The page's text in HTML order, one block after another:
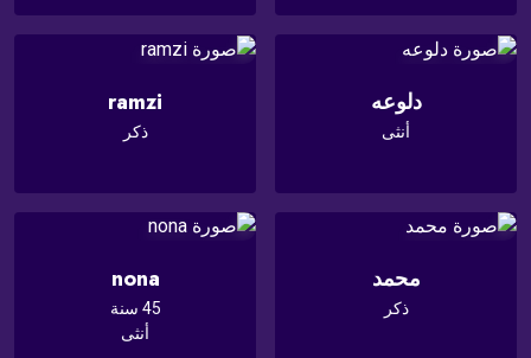
دلوعه
أنثى
ramzi
ذكر
محمد
ذكر
nona
45 سنة
أنثى